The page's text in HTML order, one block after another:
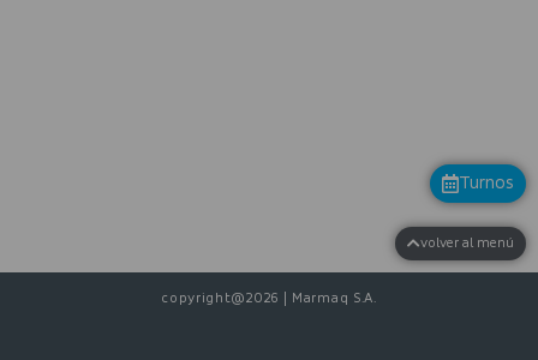
Turnos
volver al menú
copyright@2026 | Marmaq S.A.